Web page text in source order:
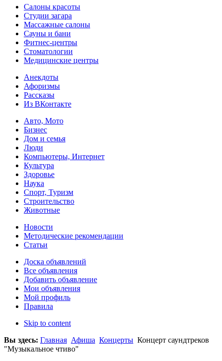
Салоны красоты
Студии загара
Массажные салоны
Сауны и бани
Фитнес-центры
Стоматологии
Медицинские центры
Анекдоты
Афоризмы
Рассказы
Из ВКонтакте
Авто, Мото
Бизнес
Дом и семья
Люди
Компьютеры, Интернет
Культура
Здоровье
Наука
Спорт, Туризм
Строительство
Животные
Новости
Методические рекомендации
Статьи
Доска объявлений
Все объявления
Добавить объявление
Мои объявления
Мой профиль
Правила
Skip to content
Вы здесь: Главная Афиша Концерты Концерт саундтреков
"Музыкальное чтиво"